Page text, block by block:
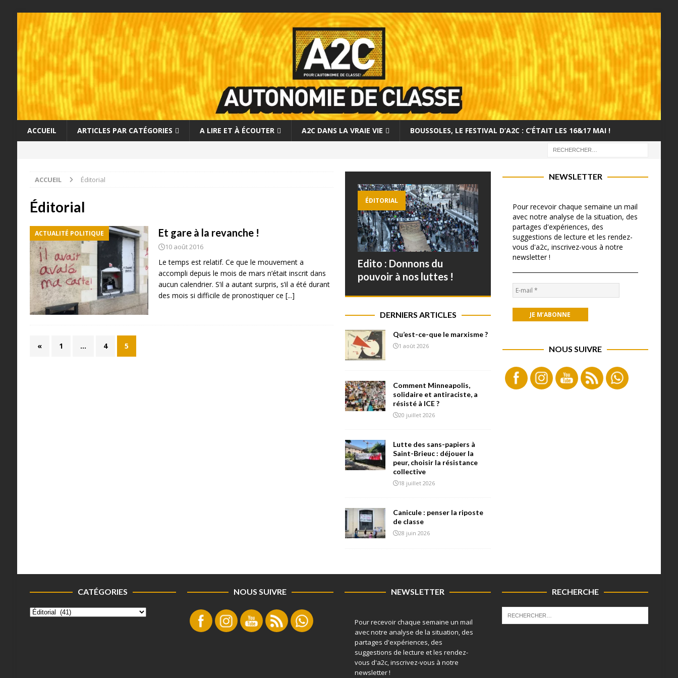
ACCUEIL ARTICLES PAR CATÉGORIES A LIRE ET À ÉCOUTER A2C DANS LA VRAIE VIE BOUSSOLES, LE FESTIVAL D’A2C : C’ÉTAIT LES 16&17 MAI !
ACCUEIL Éditorial
Éditorial
ACTUALITÉ POLITIQUE Et gare à la revanche !
10 août 2016
Le temps est relatif. Ce que le mouvement a
accompli depuis le mois de mars n’était inscrit dans
aucun calendrier. S’il a autant surpris, s’il a été durant
des mois si difficile de pronostiquer ce [...]
« 1 … 4 5
ÉDITORIAL
Edito : Donnons du
pouvoir à nos luttes !
DERNIERS ARTICLES
Qu’est-ce-que le marxisme ?
1 août 2026
Comment Minneapolis,
solidaire et antiraciste, a
résisté à ICE ?
20 juillet 2026
Lutte des sans-papiers à
Saint-Brieuc : déjouer la
peur, choisir la résistance
collective
18 juillet 2026
Canicule : penser la riposte
de classe
28 juin 2026
NEWSLETTER
Pour recevoir chaque semaine un mail
avec notre analyse de la situation, des
partages d'expériences, des
suggestions de lecture et les rendez-
vous d'a2c, inscrivez-vous à notre
newsletter !
NOUS SUIVRE
CATÉGORIES NOUS SUIVRE NEWSLETTER
Pour recevoir chaque semaine un mail
avec notre analyse de la situation, des
partages d'expériences, des
suggestions de lecture et les rendez-
vous d'a2c, inscrivez-vous à notre
newsletter !
RECHERCHE